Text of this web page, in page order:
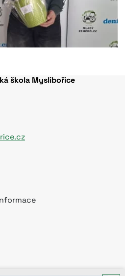
škola Myslibořice